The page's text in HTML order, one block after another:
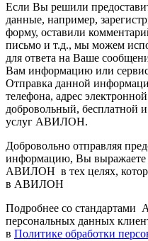
Если Вы решили
данные, например,
форму, оставили
письмо и т.д., мы можем
для ответа на Ваше
Вам информацию или
Отправка данной
телефона, адрес
добровольный, бесплатной
услуг АВИЛОН.
Добровольно отправляя
информацию, Вы выражаете
АВИЛОН в тех целях,
в АВИЛОН
Подробнее со
персональных данных
в Политике обработки